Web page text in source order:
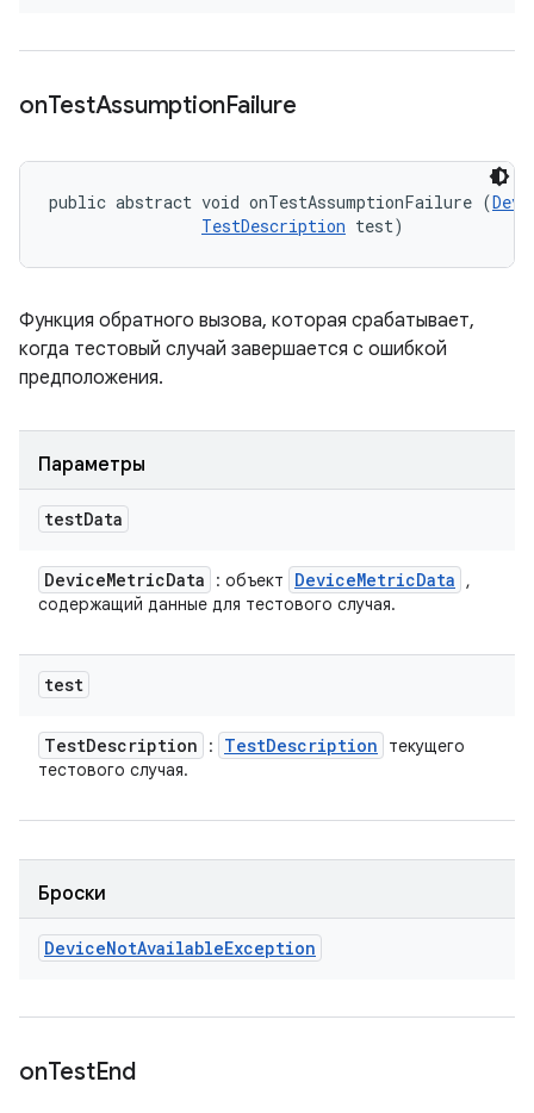
onTestAssumptionFailure
public abstract void onTestAssumptionFailure (
TestDescription test)
Функция обратного вызова, которая срабатывает,
когда тестовый случай завершается с ошибкой
предположения.
Параметры
testData
DeviceMetricData : объект DeviceMetricData
,
содержащий данные для тестового случая.
test
TestDescription : TestDescription
текущего
тестового случая.
Броски
DeviceNotAvailableException
onTestEnd